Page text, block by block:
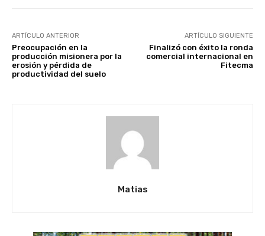
ARTÍCULO ANTERIOR
Preocupación en la
producción misionera por la
erosión y pérdida de
productividad del suelo
ARTÍCULO SIGUIENTE
Finalizó con éxito la ronda
comercial internacional en
Fitecma
Matias